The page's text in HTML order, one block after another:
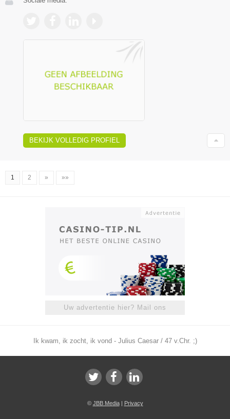
BEKIJK VOLLEDIG PROFIEL
1 2 » »»
Uw advertentie hier? Mail ons
Ik kwam, ik zocht, ik vond - Julius Caesar / 47 v.Chr. ;)
© JBB Media| Privacy